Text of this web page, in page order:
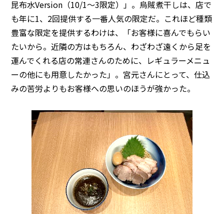
昆布水Version（10/1～3限定）」。烏賊煮干しは、店で
も年に1、2回提供する一番人気の限定だ。これほど種類
豊富な限定を提供するわけは、「お客様に喜んでもらい
たいから。近隣の方はもちろん、わざわざ遠くから足を
運んでくれる店の常連さんのために、レギュラーメニュ
ーの他にも用意したかった」。宮元さんにとって、仕込
みの苦労よりもお客様への思いのほうが強かった。